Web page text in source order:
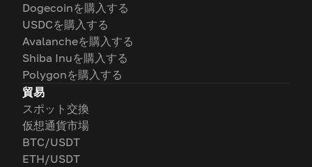
Dogecoinを購入する
USDCを購入する
Avalancheを購入する
Shiba Inuを購入する
Polygonを購入する
貿易
スポット交換
仮想通貨市場
BTC/USDT
ETH/USDT